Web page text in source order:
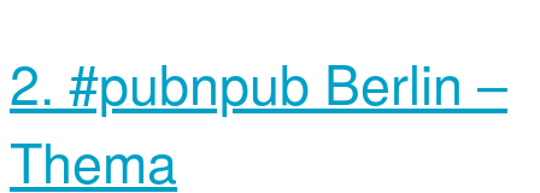
2. #pubnpub Berlin –
Thema